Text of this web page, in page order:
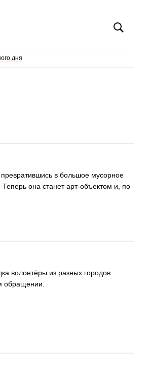
дня
в большое мусорное
она станет арт-объектом и, по
волонтёры из разных городов
обращении.